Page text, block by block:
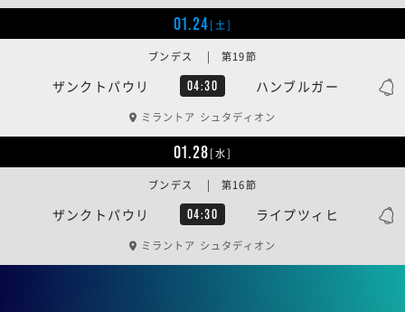
01.24[土]
ザンクトパウリ 04:30 ハンブルガー
ブンデス | 第19節
ミラントア シュタディオン
01.28[水]
ザンクトパウリ 04:30 ライプツィヒ
ブンデス | 第16節
ミラントア シュタディオン